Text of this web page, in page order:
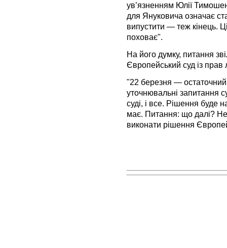
ув’язненням Юлії
для Януковича означає
випустити — теж кінець.
поховає".
На його думку, питання
Європейський суд із
"22 березня — остаточний
уточнювальні запитання
суді, і все. Рішення буде
має. Питання: що далі?
виконати рішення